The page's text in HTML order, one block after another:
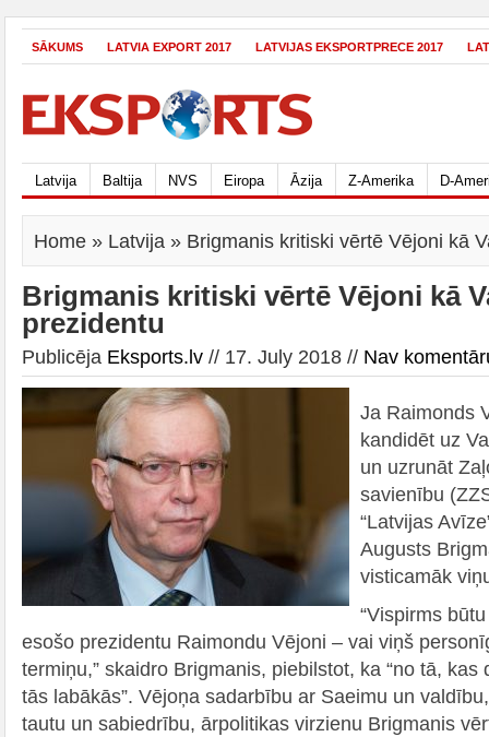
SĀKUMS LATVIA EXPORT 2017 LATVIJAS EKSPORTPRECE 2017
Latvija Baltija NVS Eiropa Āzija Z-Amerika D-
Home » Latvija » Brigmanis kritiski vērtē Vējoni kā
Brigmanis kritiski vērtē Vējoni kā
prezidentu
Publicēja Eksports.lv // 17. July 2018 // Nav
Ja Raimonds
kandidēt uz
un uzrunāt
savienību
“Latvijas
Augusts
visticamāk
“Vispirms
esošo prezidentu Raimondu Vējoni – vai viņš
termiņu,” skaidro Brigmanis, piebilstot, ka “no tā, kas
tās labākās”. Vējoņa sadarbību ar Saeimu un
tautu un sabiedrību, ārpolitikas virzienu Brigmanis